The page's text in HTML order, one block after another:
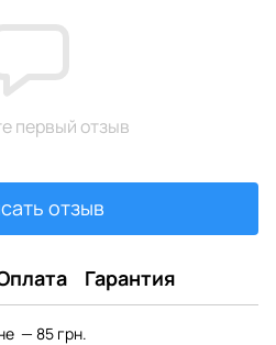
первый отзыв
отзыв
Гарантия
— 85 грн.